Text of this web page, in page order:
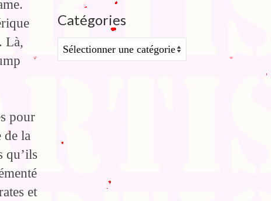
Là,
pour
de la
qu’ils
et
Catégories
Catégories